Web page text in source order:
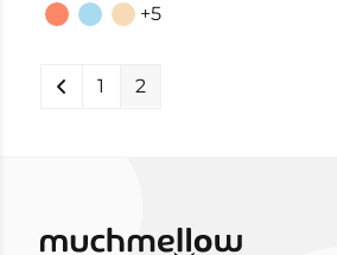
+5
1 2